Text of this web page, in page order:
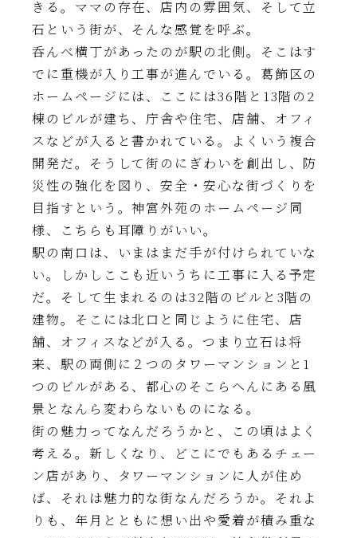
きる。ママの存在、店内の雰囲気、そして立
石という街が、そんな感覚を呼ぶ。
呑んべ横丁があったのが駅の北側。そこはす
でに重機が入り工事が進んでいる。葛飾区の
ホームページには、ここには36階と13階の2
棟のビルが建ち、庁舎や住宅、店舗、オフィ
スなどが入ると書かれている。よくいう複合
開発だ。そうして街のにぎわいを創出し、防
災性の強化を図り、安全・安心な街づくりを
目指すという。神宮外苑のホームページ同
様、こちらも耳障りがいい。
駅の南口は、いまはまだ手が付けられていな
い。しかしここも近いうちに工事に入る予定
だ。そして生まれるのは32階のビルと3階の
建物。そこには北口と同じように住宅、店
舗、オフィスなどが入る。つまり立石は将
来、駅の両側に２つのタワーマンションと1
つのビルがある、都心のそこらへんにある風
景となんら変わらないものになる。
街の魅力ってなんだろうかと、この頃はよく
考える。新しくなり、どこにでもあるチェー
ン店があり、タワーマンションに人が住め
ば、それは魅力的な街なんだろうか。それよ
りも、年月とともに想い出や愛着が積み重な